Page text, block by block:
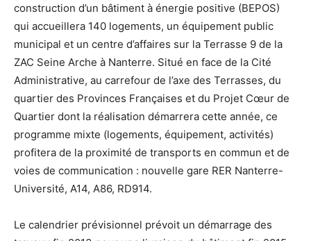
construction d’un bâtiment à énergie positive (BEPOS)
qui accueillera 140 logements, un équipement public
municipal et un centre d’affaires sur la Terrasse 9 de la
ZAC Seine Arche à Nanterre. Situé en face de la Cité
Administrative, au carrefour de l’axe des Terrasses, du
quartier des Provinces Françaises et du Projet Cœur de
Quartier dont la réalisation démarrera cette année, ce
programme mixte (logements, équipement, activités)
profitera de la proximité de transports en commun et de
voies de communication : nouvelle gare RER Nanterre-
Université, A14, A86, RD914.
Le calendrier prévisionnel prévoit un démarrage des